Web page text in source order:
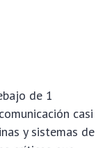
de 1
casi
y sistemas de